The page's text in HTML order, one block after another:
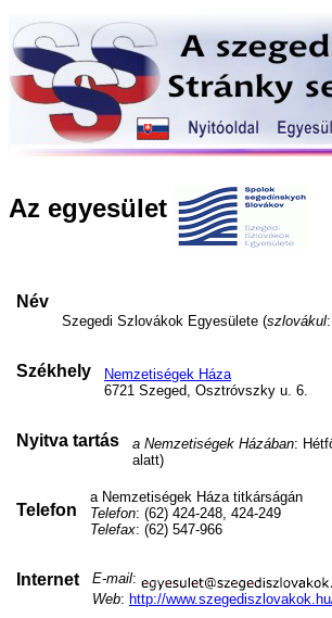
Az egyesület
Név
Szegedi Szlovákok Egyesülete (szlovákul
Székhely
Nemzetiségek Háza
6721 Szeged, Osztróvszky u. 6.
Nyitva tartás a Nemzetiségek Házában:
alatt)
Telefon
a Nemzetiségek Háza titkárságán
Telefon: (62) 424-248, 424-249
Telefax: (62) 547-966
Internet E-mail:
Web: http://